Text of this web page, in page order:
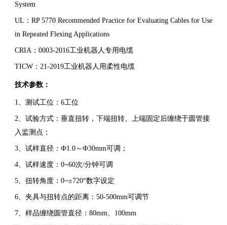
System
UL：RP 5770 Recommended Practice for Evaluating Cables for Use
in Repeated Flexing Applications
CRIA：0003-2016工业机器人专用电缆
TICW：21-2019工业机器人用柔性电缆
技术参数：
1、测试工位：6工位
2、试验方式：垂直扭转，下端扭转、上端固定后缠绕于圆管接
入监测点；
3、试样直径：Ф1.0～Ф30mm可调；
4、试样速度：0~60次/分钟可调
5、扭转角度：0~±720°数字设定
6、夹具与扭转点的距离：50-500mm可调节
7、样品缠绕圆管直径：80mm、100mm